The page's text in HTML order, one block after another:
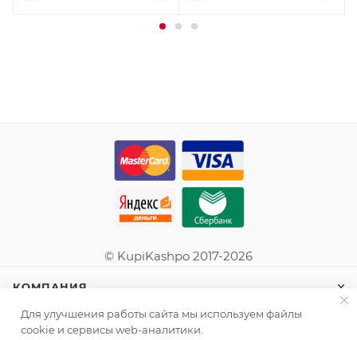
© KupiKashpo 2017-2026
КОМПАНИЯ
ИНФОРМАЦИЯ
Для улучшения работы сайта мы используем файлы
cookie и сервисы web-аналитики.